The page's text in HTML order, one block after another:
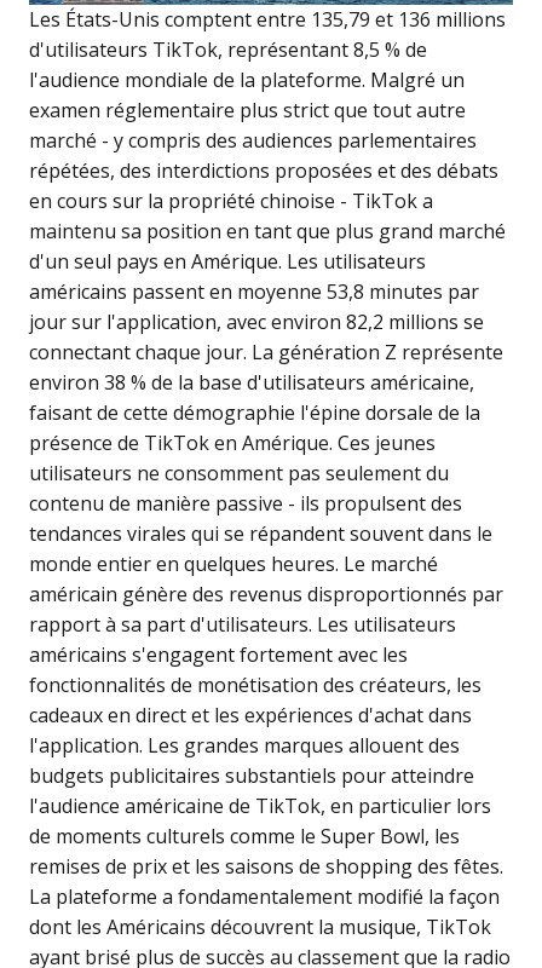
Les États-Unis comptent entre 135,79 et 136 millions
d'utilisateurs TikTok, représentant 8,5 % de
l'audience mondiale de la plateforme. Malgré un
examen réglementaire plus strict que tout autre
marché - y compris des audiences parlementaires
répétées, des interdictions proposées et des débats
en cours sur la propriété chinoise - TikTok a
maintenu sa position en tant que plus grand marché
d'un seul pays en Amérique. Les utilisateurs
américains passent en moyenne 53,8 minutes par
jour sur l'application, avec environ 82,2 millions se
connectant chaque jour. La génération Z représente
environ 38 % de la base d'utilisateurs américaine,
faisant de cette démographie l'épine dorsale de la
présence de TikTok en Amérique. Ces jeunes
utilisateurs ne consomment pas seulement du
contenu de manière passive - ils propulsent des
tendances virales qui se répandent souvent dans le
monde entier en quelques heures. Le marché
américain génère des revenus disproportionnés par
rapport à sa part d'utilisateurs. Les utilisateurs
américains s'engagent fortement avec les
fonctionnalités de monétisation des créateurs, les
cadeaux en direct et les expériences d'achat dans
l'application. Les grandes marques allouent des
budgets publicitaires substantiels pour atteindre
l'audience américaine de TikTok, en particulier lors
de moments culturels comme le Super Bowl, les
remises de prix et les saisons de shopping des fêtes.
La plateforme a fondamentalement modifié la façon
dont les Américains découvrent la musique, TikTok
ayant brisé plus de succès au classement que la radio